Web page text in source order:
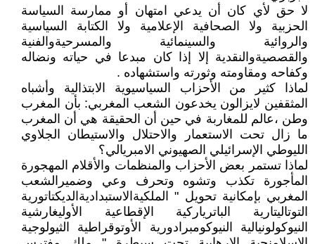
لا حق لأي كان أن يدعي امتهان أو ممارسة السياسة
الحزبية ولا الصحافية الإعلامية ولا الكتابة السياسية
والروائية والسينمائية والمسرحيةوالفنية
والقصصيةوالنقدية إلا إذا كان مبدعا في حياته ونضاله
وكفاحه ومقاومته وثورته واستشهاده .
لماذا كثير من الأحزاب السياسيوية الابتذالية وأشباه
المثقفين لايزالون يخدعون الشعب المغربي: بأن المغرب
وطن ،عالم للمغاربة في حين أن الحقيقة هي أن المغرب
ما زال تحت الاستعمار والاحتلال والاستيطان الجلاوي
الليوطي الإسرائيلي الصهيوني الامبريالي؟
لماذا تستمر بعض الأحزاب والمنظمات والأقلام المهجورة
المأجورة تكذب وتشوه وتحرف وعي وضميرالشعب
المغربي بإمكانية تحويل " الملكيةالاستبداديةالديكتاتورية
التوتاليتارية الباترياركية الإقطاعية الأوليغارشية
النيوكولونيالية النيوكومبرادورية الأوتوقراطية الثيولوجية